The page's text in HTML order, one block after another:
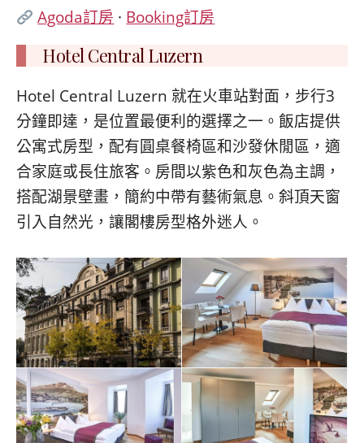
Agoda訂房 · Booking訂房
Hotel Central Luzern
Hotel Central Luzern 就在火車站對面，步行3
分鐘即達，是位置最便利的選擇之一。飯店提供
公寓式房型，配有圓桌餐椅區和沙發休閒區，適
合家庭或長住旅客。房間以紫色和灰色為主調，
搭配湖景壁畫，簡約中帶有藝術氣息。斜頂天窗
引入自然光，讓閣樓房型格外迷人。